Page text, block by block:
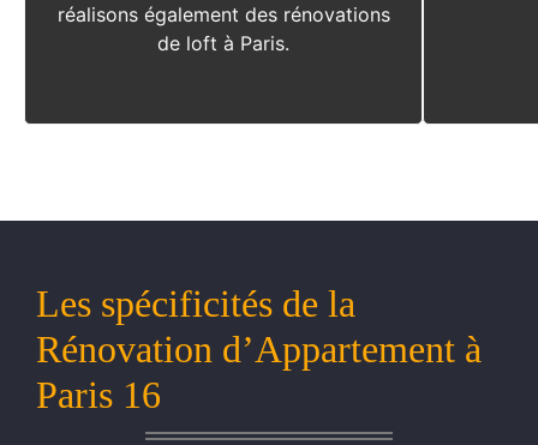
réalisons également des rénovations
de loft à Paris.
Les spécificités de la
Rénovation d’Appartement à
Paris 16